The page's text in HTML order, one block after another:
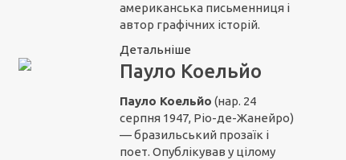
американська письменниця і
автор графічних історій.
Детальніше
Пауло Коельйо
Пауло Коельйо (нар. 24
серпня 1947, Ріо-де-Жанейро)
— бразильський прозаїк і
поет. Опублікував у цілому